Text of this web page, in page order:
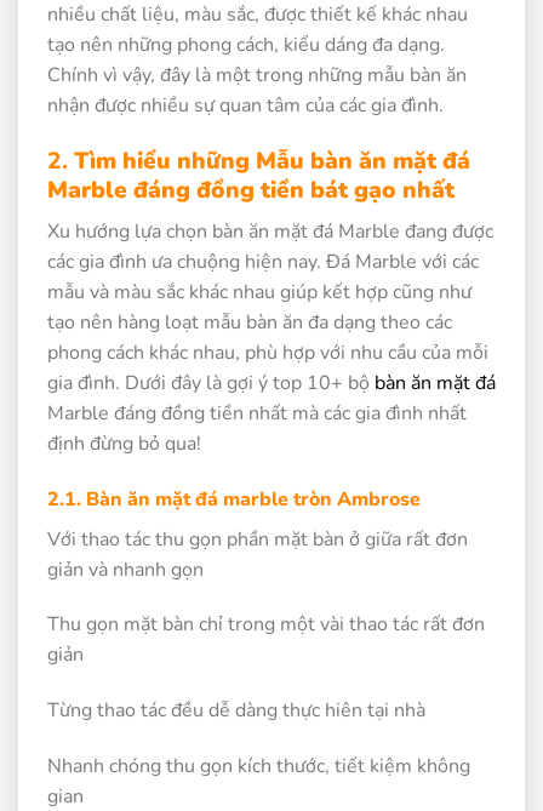
nhiều chất liệu, màu sắc, được thiết kế khác nhau
tạo nên những phong cách, kiểu dáng đa dạng.
Chính vì vậy, đây là một trong những mẫu bàn ăn
nhận được nhiều sự quan tâm của các gia đình.
2.Tìm hiểu những Mẫu bàn ăn mặt đá
Marble đáng đồng tiền bát gạo nhất
Xu hướng lựa chọn bàn ăn mặt đá Marble đang được
các gia đình ưa chuộng hiện nay. Đá Marble với các
mẫu và màu sắc khác nhau giúp kết hợp cũng như
tạo nên hàng loạt mẫu bàn ăn đa dạng theo các
phong cách khác nhau, phù hợp với nhu cầu của mỗi
gia đình. Dưới đây là gợi ý top 10+ bộ bàn ăn mặt đá
Marble đáng đồng tiền nhất mà các gia đình nhất
định đừng bỏ qua!
2.1. Bàn ăn mặt đá marble tròn Ambrose
Với thao tác thu gọn phần mặt bàn ở giữa rất đơn
giản và nhanh gọn
Thu gọn mặt bàn chỉ trong một vài thao tác rất đơn
giản
Từng thao tác đều dễ dàng thực hiên tại nhà
Nhanh chóng thu gọn kích thước, tiết kiệm không
gian